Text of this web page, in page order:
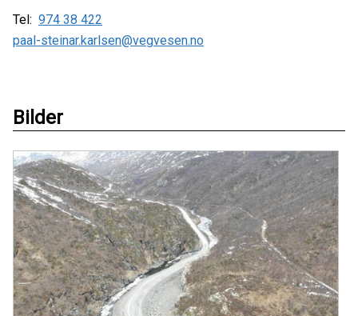
Tel: 974 38 422
paal-steinar.karlsen@vegvesen.no
Bilder